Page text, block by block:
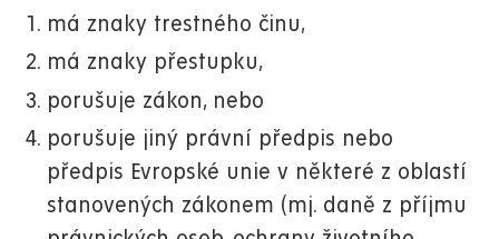
má znaky trestného činu,
má znaky přestupku,
porušuje zákon, nebo
porušuje jiný právní předpis nebo
předpis Evropské unie v některé z oblastí
stanovených zákonem (mj. daně z příjmu